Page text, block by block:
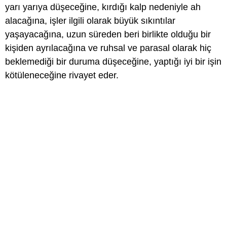
yarı yarıya düşeceğine, kırdığı kalp nedeniyle ah
alacağına, işler ilgili olarak büyük sıkıntılar
yaşayacağına, uzun süreden beri birlikte olduğu bir
kişiden ayrılacağına ve ruhsal ve parasal olarak hiç
beklemediği bir duruma düşeceğine, yaptığı iyi bir işin
kötüleneceğine rivayet eder.